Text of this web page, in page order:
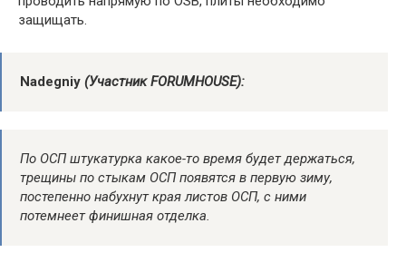
защищать.
Nadegniy (Участник FORUMHOUSE):
По ОСП штукатурка какое-то время будет держаться,
трещины по стыкам ОСП появятся в первую зиму,
постепенно набухнут края листов ОСП, с ними
потемнеет финишная отделка.